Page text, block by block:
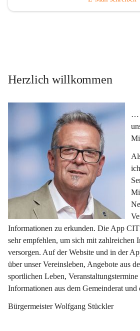
Herzlich willkommen
…
Informationen zu erkunden. Die App
sehr empfehlen, um sich mit zahlreichen
versorgen. Auf der Website und in der
über unser Vereinsleben, Angebote aus
sportlichen Leben,
Informationen aus dem Gemeinderat und
Bürgermeister Wolfgang Stückler